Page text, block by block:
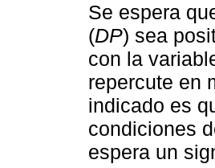
Se espera
(DP) sea
con la
repercute en
indicado es
condiciones
espera un